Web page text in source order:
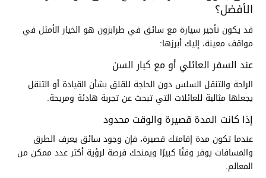
الأفضل؟
قد يكون تأجير سيارة مع سائق في طرابزون هو الخيار الأمثل في
مواقف معينة، إليك أبرزها:
عند السفر العائلي أو مع كبار السن
الراحة والتنقل السلس دون الحاجة للقلق بشأن القيادة أو التنقل
يجعلها مثالية للعائلات التي تبحث عن تجربة هادئة ومريحة.
إذا كانت المدة قصيرة والوقت محدود
عندما تكون مدة إقامتك قصيرة، فإن وجود سائق يعرف الطرق
والمسافات يوفر وقتًا كبيرًا ويمنحك فرصة لرؤية أكثر عدد ممكن من
المعالم.